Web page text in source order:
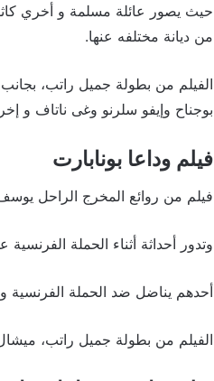
من ديانة مختلفه عنها.
الفيلم من بطولة جميل راتب،
بوجناح وإيفو سلرنو وغى ناتاف و
فيلم وداعا بونابارت
فيلم من روائع المخرج الراحل
وتدور أحداثة أثناء الحملة الفرنسية
أحدهم يناضل ضد الحملة الفرنسية
الفيلم من بطولة جميل راتب،